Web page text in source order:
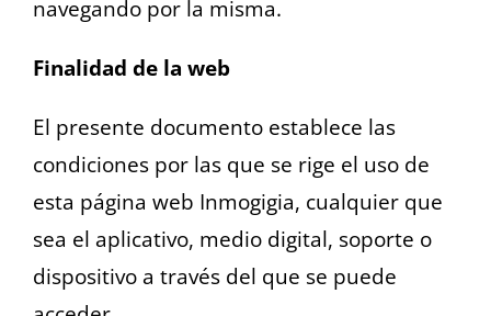
navegando por la misma.
Finalidad de la web
El presente documento establece las
condiciones por las que se rige el uso de
esta página web Inmogigia, cualquier que
sea el aplicativo, medio digital, soporte o
dispositivo a través del que se puede